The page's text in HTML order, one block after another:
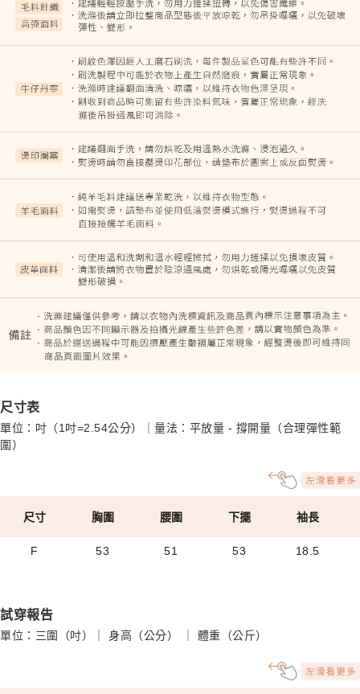
尺寸表
單位：吋（1吋=2.54公分）｜量法：平放量 - 撐開量（合理彈性範
圍）
尺寸 胸圍 腰圍 下擺 袖長
F 53 51 53 18.5
試穿報告
單位：三圍（吋）｜ 身高（公分） ｜ 體重（公斤）